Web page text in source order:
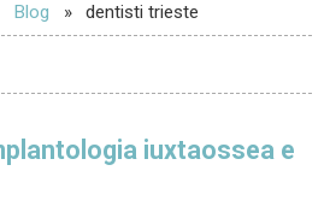
Blog dentisti trieste
iuxtaossea e